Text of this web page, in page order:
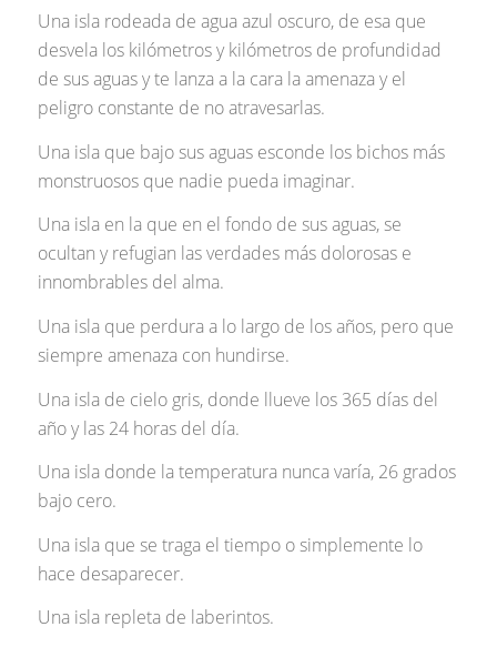
Una isla rodeada de agua azul oscuro, de esa que
desvela los kilómetros y kilómetros de profundidad
de sus aguas y te lanza a la cara la amenaza y el
peligro constante de no atravesarlas.
Una isla que bajo sus aguas esconde los bichos más
monstruosos que nadie pueda imaginar.
Una isla en la que en el fondo de sus aguas, se
ocultan y refugian las verdades más dolorosas e
innombrables del alma.
Una isla que perdura a lo largo de los años, pero que
siempre amenaza con hundirse.
Una isla de cielo gris, donde llueve los 365 días del
año y las 24 horas del día.
Una isla donde la temperatura nunca varía, 26 grados
bajo cero.
Una isla que se traga el tiempo o simplemente lo
hace desaparecer.
Una isla repleta de laberintos.